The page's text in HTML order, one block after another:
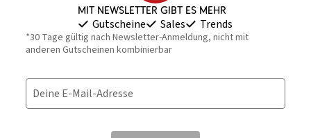
Mit Newsletter gibt es mehr
Gutscheine Sales Trends
*30 Tage gültig nach Newsletter-Anmeldung, nicht mit
anderen Gutscheinen kombinierbar
Deine E-Mail-Adresse